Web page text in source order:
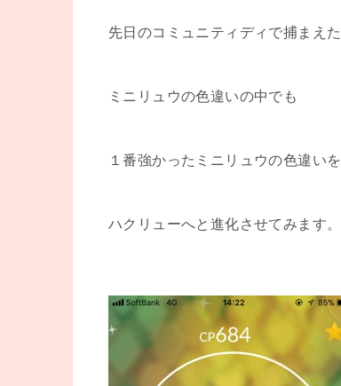
先日のコミュニティディで捕まえた
ミニリュウの色違いの中でも
１番強かったミニリュウの色違いを
ハクリューへと進化させてみます。